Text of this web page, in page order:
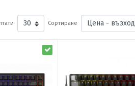
Сортиране